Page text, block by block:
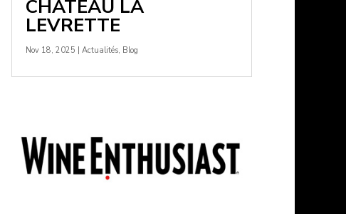
CHÂTEAU LA
LEVRETTE
Nov 18, 2025 Actualités, Blog